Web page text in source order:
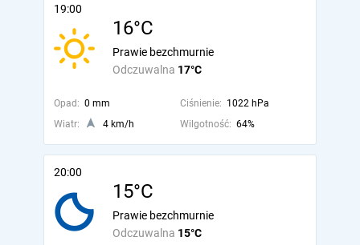
19:00
16°C
Odczuwalna 17°C
Prawie bezchmurnie
Opad: 0 mm Ciśnienie: 1022 hPa
Wiatr:
4 km/h Wilgotność: 64%
20:00
15°C
Odczuwalna 15°C
Prawie bezchmurnie